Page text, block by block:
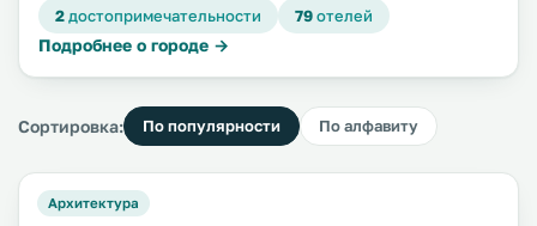
2достопримечательности 79отелей
Подробнее о городе →
Сортировка: По популярности По алфавиту
Архитектура